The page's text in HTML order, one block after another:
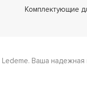
Комплектующие
Ваша